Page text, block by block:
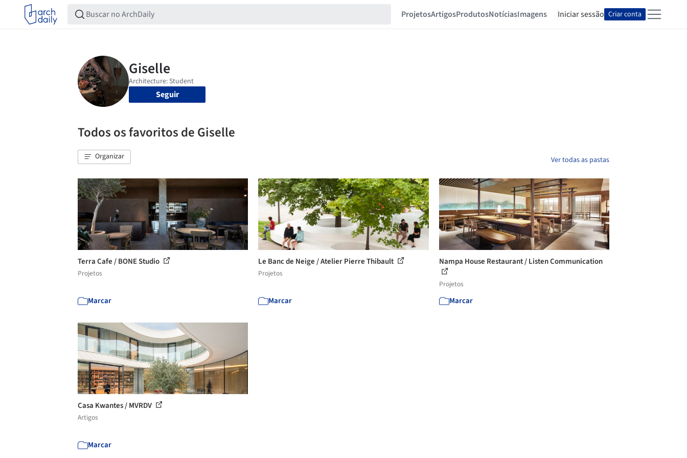
ProjetosArtigosProdutosNotíciasImagens Iniciar sessão Criar conta
Seguir
Todos os favoritos de Giselle
Organizar Ver todas as pastas
Terra Cafe / BONE Studio
Projetos
Marcar
Le Banc de Neige / Atelier Pierre Thibault
Projetos
Marcar
Nampa House Restaurant / Listen Communication
Projetos
Marcar
Casa Kwantes / MVRDV
Artigos
Marcar